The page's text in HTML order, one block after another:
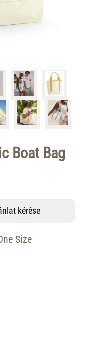
Boat Bag
kérése
Size